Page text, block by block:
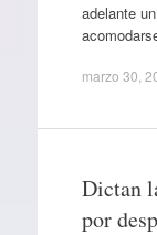
adelante
marzo 30,
Dictan
por